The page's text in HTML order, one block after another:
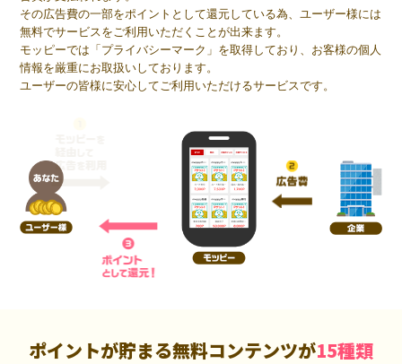
その広告費の一部をポイントとして還元している為、ユーザー様には
無料でサービスをご利用いただくことが出来ます。
モッピーでは「プライバシーマーク」を取得しており、お客様の個人
情報を厳重にお取扱いしております。
ユーザーの皆様に安心してご利用いただけるサービスです。
ポイントが貯まる無料コンテンツが15種類